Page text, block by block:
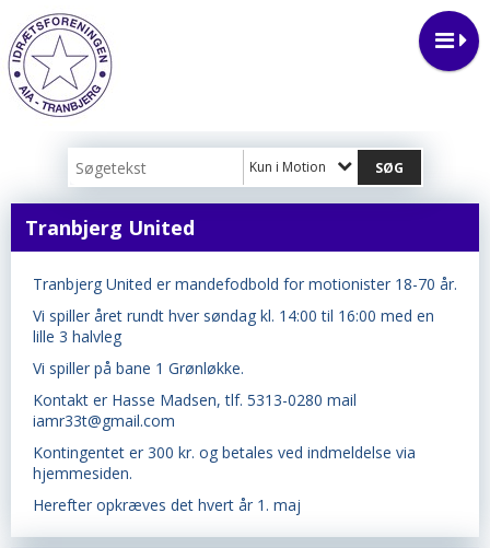
Kun i Motion
Tranbjerg United
Tranbjerg United er mandefodbold for motionister 18-70 år.
Vi spiller året rundt hver søndag kl. 14:00 til 16:00 med en
lille 3 halvleg
Vi spiller på bane 1 Grønløkke.
Kontakt er Hasse Madsen, tlf. 5313-0280 mail
iamr33t@gmail.com
Kontingentet er 300 kr. og betales ved indmeldelse via
hjemmesiden.
Herefter opkræves det hvert år 1. maj